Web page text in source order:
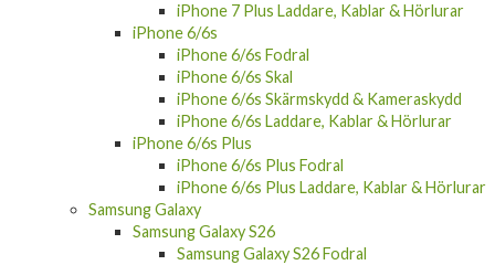
iPhone 7 Plus Laddare, Kablar & Hörlurar
iPhone 6/6s
iPhone 6/6s Fodral
iPhone 6/6s Skal
iPhone 6/6s Skärmskydd & Kameraskydd
iPhone 6/6s Laddare, Kablar & Hörlurar
iPhone 6/6s Plus
iPhone 6/6s Plus Fodral
iPhone 6/6s Plus Laddare, Kablar & Hörlurar
Samsung Galaxy
Samsung Galaxy S26
Samsung Galaxy S26 Fodral